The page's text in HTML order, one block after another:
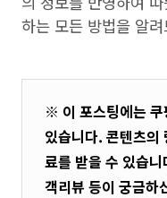
하는 모든 방법을 알
※ 이 포스팅에는 쿠
있습니다. 콘텐츠의
료를 받을 수 있습
객리뷰 등이 궁금하